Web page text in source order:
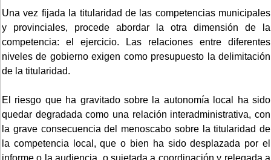
Una vez fijada la titularidad de las competencias municipales
y provinciales, procede abordar la otra dimensión de la
competencia: el ejercicio. Las relaciones entre diferentes
niveles de gobierno exigen como presupuesto la delimitación
de la titularidad.
El riesgo que ha gravitado sobre la autonomía local ha sido
quedar degradada como una relación interadministrativa, con
la grave consecuencia del menoscabo sobre la titularidad de
la competencia local, que o bien ha sido desplazada por el